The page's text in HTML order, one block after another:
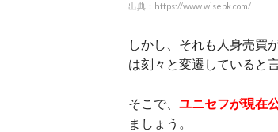
出典：https://www.wisebk.com/
しかし、それも人身売買
は刻々と変遷していると
そこで、 ユニセフが現在
ましょう。